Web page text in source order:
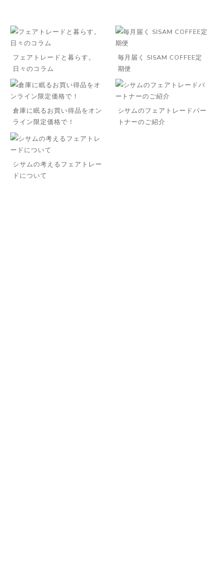
フェアトレードと暮らす。
日々のコラム
毎月届く SISAM COFFEE定
期便
倉庫に眠るお買い得品をオン
ライン限定価格で！
シサムのフェアトレードパー
トナーのご紹介
シサムの考えるフェアトレー
ドについて